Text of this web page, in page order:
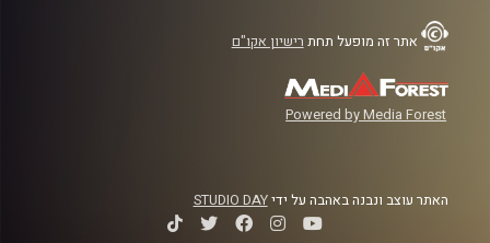
אתר זה מופעל תחת רישיון אקו"ם
Powered by Media Forest
האתר עוצב ונבנה באהבה על ידיSTUDIO DAY